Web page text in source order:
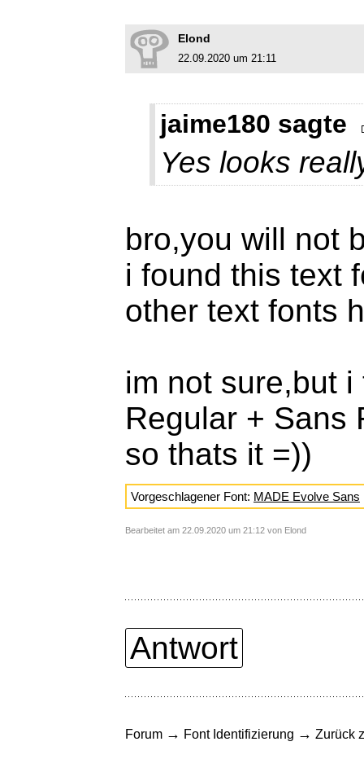
Elond
22.09.2020 um 21:11
jaime180 sagte
Yes looks
bro,you will not
i found this text
other text fonts
im not sure,but
Regular + Sans
so thats it =))
Vorgeschlagener Font: MADE Evolve Sans
Bearbeitet am 22.09.2020 um 21:12 von Elond
Antwort
Forum → Font Identifizierung → Zurück